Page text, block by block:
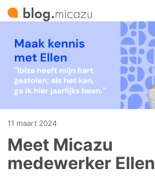
11 maart 2024
Meet Micazu
medewerker Ellen